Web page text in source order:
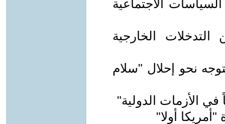
الاجتماعية
الخارجية
نحو إحلال "سلام
في الأزمات الدولية"
أولا"